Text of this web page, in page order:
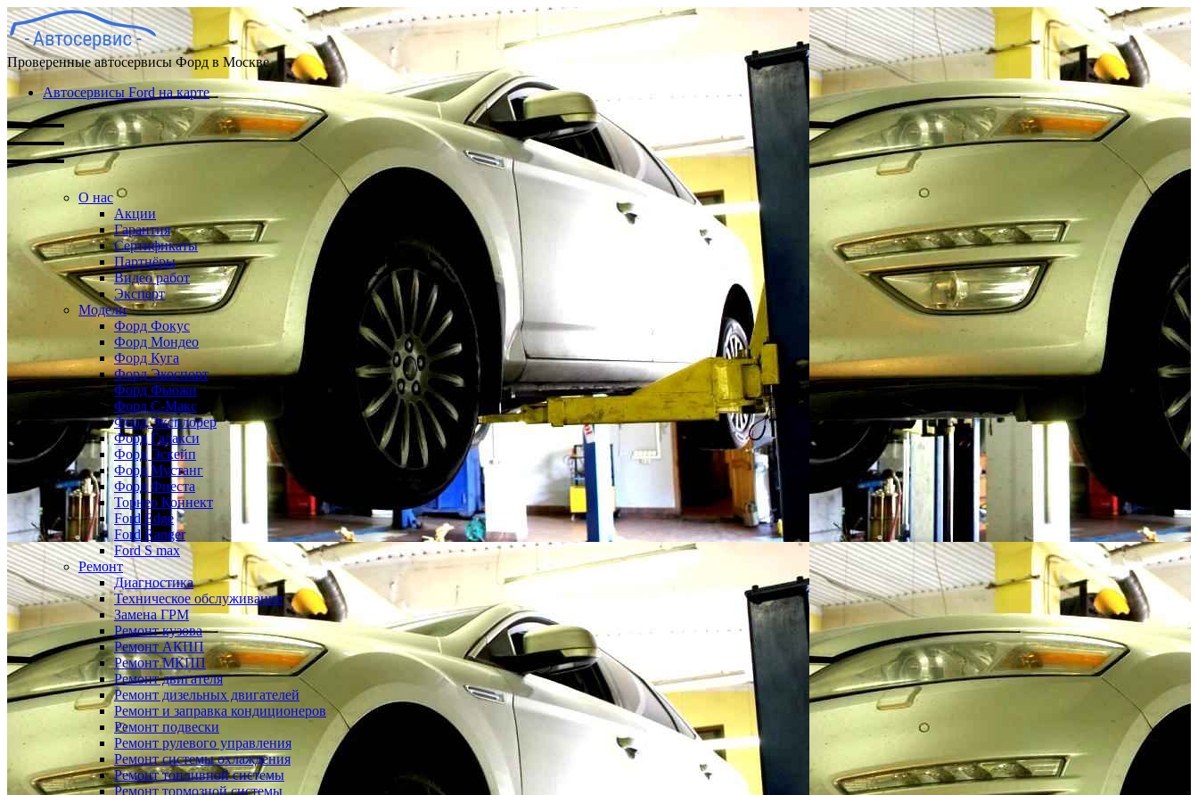
Проверенные автосервисы Форд в Москве
Автосервисы Ford на карте
О нас
Акции
Гарантия
Сертификаты
Партнёры
Видео работ
Эксперт
Модели
Форд Фокус
Форд Мондео
Форд Куга
Форд Экоспорт
Форд Фьюжн
Форд С-Макс
Форд Эксплорер
Форд Галакси
Форд Эскейп
Форд Мустанг
Форд Фиеста
Торнео Коннект
Ford Edge
Ford Ranger
Ford S max
Ремонт
Диагностика
Техническое обслуживание
Замена ГРМ
Ремонт кузова
Ремонт АКПП
Ремонт МКПП
Ремонт двигателя
Ремонт дизельных двигателей
Ремонт и заправка кондиционеров
Ремонт подвески
Ремонт рулевого управления
Ремонт системы охлаждения
Ремонт топливной системы
Ремонт тормозной системы